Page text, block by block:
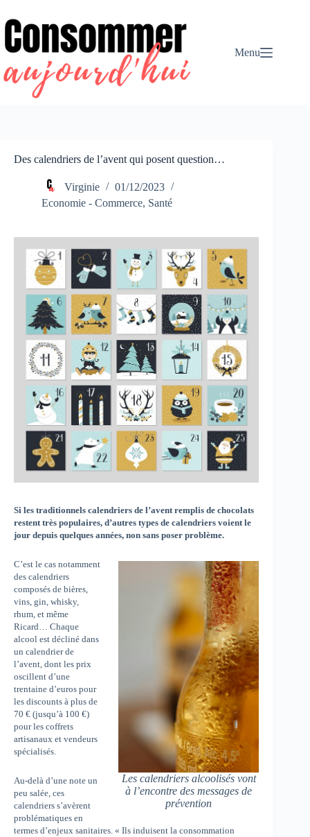
au
contenu
Menu
Des calendriers de l’avent qui posent question…
Virginie
01/12/2023
Economie - Commerce, Santé
Si les traditionnels calendriers de l’avent remplis de chocolats
restent très populaires, d’autres types de calendriers voient le
jour depuis quelques années, non sans poser problème.
Les calendriers alcoolisés vont
à l’encontre des messages de
prévention
C’est le cas notamment
des calendriers
composés de bières,
vins, gin, whisky,
rhum, et même
Ricard… Chaque
alcool est décliné dans
un calendrier de
l’avent, dont les prix
oscillent d’une
trentaine d’euros pour
les discounts à plus de
70 € (jusqu’à 100 €)
pour les coffrets
artisanaux et vendeurs
spécialisés.
Au-delà d’une note un
peu salée, ces
calendriers s’avèrent
problématiques en
termes d’enjeux sanitaires. « Ils induisent la consommation